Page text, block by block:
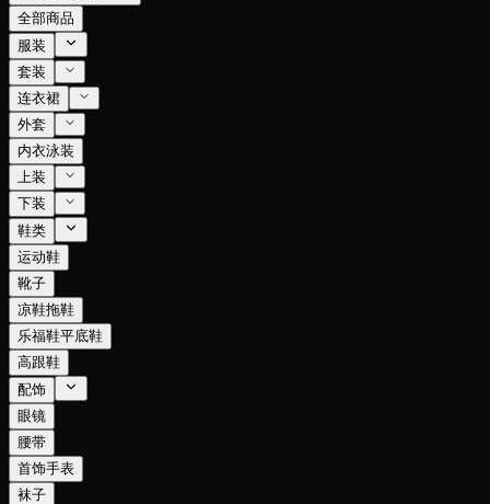
全部商品
服装
套装
连衣裙
外套
内衣泳装
上装
下装
鞋类
运动鞋
靴子
凉鞋拖鞋
乐福鞋平底鞋
高跟鞋
配饰
眼镜
腰带
首饰手表
袜子